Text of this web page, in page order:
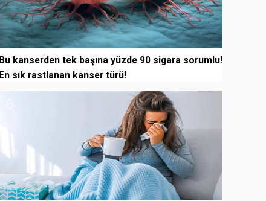
Bu kanserden tek başına yüzde 90 sigara sorumlu!
En sık rastlanan kanser türü!